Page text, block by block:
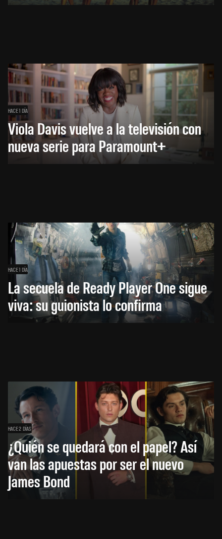
HACE 1 DÍA
Viola Davis vuelve a la televisión con
nueva serie para Paramount+
HACE 1 DÍA
La secuela de Ready Player One sigue
viva: su guionista lo confirma
HACE 2 DÍAS
¿Quién se quedará con el papel? Así
van las apuestas por ser el nuevo
James Bond